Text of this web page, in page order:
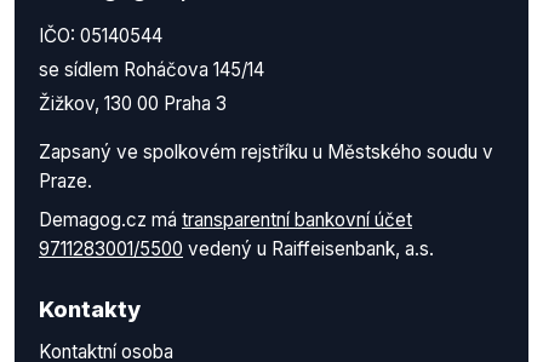
IČO: 05140544
se sídlem Roháčova 145/14
Žižkov, 130 00 Praha 3
Zapsaný ve spolkovém rejstříku u Městského soudu v
Praze.
Demagog.cz má transparentní bankovní účet
9711283001/5500 vedený u Raiffeisenbank, a.s.
Kontakty
Kontaktní osoba